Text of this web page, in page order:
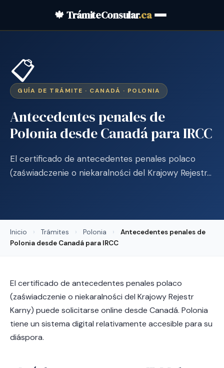
🍁 TrámiteConsular.ca
📋
GUÍA DE TRÁMITE · CANADÁ · POLONIA
Antecedentes penales de
Polonia desde Canadá para IRCC
El certificado de antecedentes penales polaco
(zaświadczenie o niekaralności del Krajowy Rejestr…
Inicio › Trámites › Polonia ›
Antecedentes penales de
Polonia desde Canadá para IRCC
El certificado de antecedentes penales polaco
(zaświadczenie o niekaralności del Krajowy Rejestr
Karny) puede solicitarse online desde Canadá. Polonia
tiene un sistema digital relativamente accesible para su
diáspora.